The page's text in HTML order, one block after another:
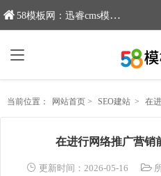
58模板网：迅睿cms模板专业分享平台，新域名：www.moban58.com
当前位置： 网站首页 > SEO建站 > 在
在进行网络推广营销
更新时间：2026-05-16